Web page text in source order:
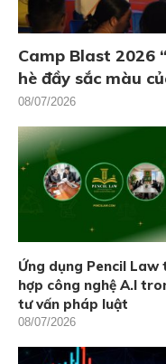
Camp Blast 2026
hè đầy sắc màu
08/07/2026
Ứng dụng Pencil Law
hợp công nghệ A.I
tư vấn pháp luật
08/07/2026